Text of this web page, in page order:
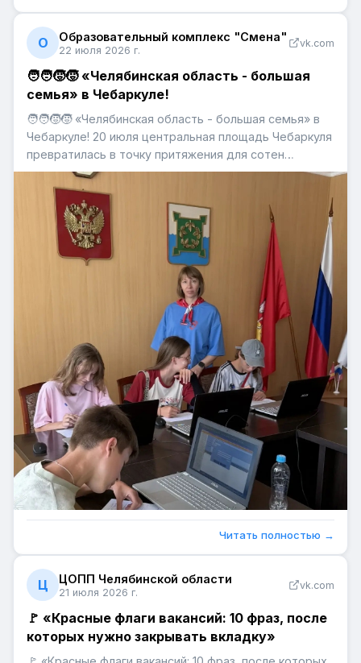
О Образовательный комплекс "Смена"
22 июля 2026 г.
vk.com
🧑‍🧑‍🧒‍🧒 «Челябинская область - большая
семья» в Чебаркуле!
🧑‍🧑‍🧒‍🧒 «Челябинская область - большая семья» в
Чебаркуле! 20 июля центральная площадь Чебаркуля
превратилась в точку притяжения для сотен
жителей и гостей города. Фестиваль «Челябинская
область — большая семья» стал настоящим
праздником, где сошлись поколения, профессии,
знания и мечты. Представ
Читать полностью →
Ц ЦОПП Челябинской области
21 июля 2026 г.
vk.com
🚩 «Красные флаги вакансий: 10 фраз, после
которых нужно закрывать вкладку»